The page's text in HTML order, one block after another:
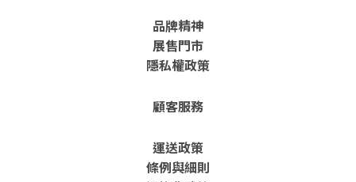
品牌精神
展售門市
隱私權政策
顧客服務
運送政策
條例與細則